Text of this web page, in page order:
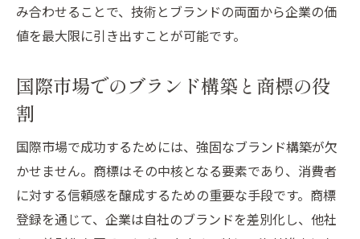
み合わせることで、技術とブランドの両面から企業の価
値を最大限に引き出すことが可能です。
国際市場でのブランド構築と商標の役
割
国際市場で成功するためには、強固なブランド構築が欠
かせません。商標はその中核となる要素であり、消費者
に対する信頼感を醸成するための重要な手段です。商標
登録を通じて、企業は自社のブランドを差別化し、他社